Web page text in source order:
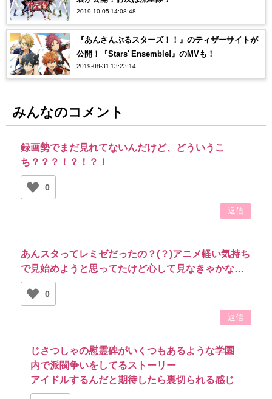
2019-10-05 14:08:48
『あんさんぶるスターズ！！』のティザーサイトが
公開！『Stars' Ensemble!』のMVも！
2019-08-31 13:23:14
みんなのコメント
録画勢でまだ見れてないんだけど、どういうこ
ち？？？！？！？！
0
返信
あんスタってレミゼだったの？(？)アニメ軽い気持ち
で見始めようと思ってたけど心して見なきゃかな…
0
返信
じさつしゃの慰霊碑がいくつもあるような学園
内で派閥争いをしてるストーリー
アイドルするんだと期待したら裏切られる感じ